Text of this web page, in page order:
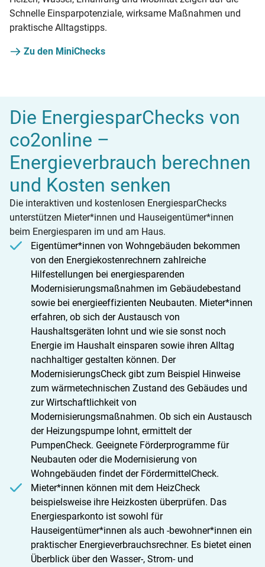
Schnelle Einsparpotenziale, wirksame Maßnahmen und
praktische Alltagstipps.
Zu den MiniChecks
Die EnergiesparChecks von
co2online –
Energieverbrauch berechnen
und Kosten senken
Die interaktiven und kostenlosen EnergiesparChecks
unterstützen Mieter*innen und Hauseigentümer*innen
beim Energiesparen im und am Haus.
Eigentümer*innen von Wohngebäuden bekommen
von den Energiekostenrechnern zahlreiche
Hilfestellungen bei energiesparenden
Modernisierungsmaßnahmen im Gebäudebestand
sowie bei energieeffizienten Neubauten. Mieter*innen
erfahren, ob sich der Austausch von
Haushaltsgeräten lohnt und wie sie sonst noch
Energie im Haushalt einsparen sowie ihren Alltag
nachhaltiger gestalten können. Der
ModernisierungsCheck gibt zum Beispiel Hinweise
zum wärmetechnischen Zustand des Gebäudes und
zur Wirtschaftlichkeit von
Modernisierungsmaßnahmen. Ob sich ein Austausch
der Heizungspumpe lohnt, ermittelt der
PumpenCheck. Geeignete Förderprogramme für
Neubauten oder die Modernisierung von
Wohngebäuden findet der FördermittelCheck.
Mieter*innen können mit dem HeizCheck
beispielsweise ihre Heizkosten überprüfen. Das
Energiesparkonto ist sowohl für
Hauseigentümer*innen als auch -bewohner*innen ein
praktischer Energieverbrauchsrechner. Es bietet einen
Überblick über den Wasser-, Strom- und